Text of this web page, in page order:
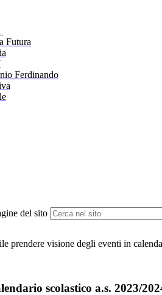
Futura
Ferdinando
del sito
prendere visione degli eventi in
scolastico a.s. 2023/